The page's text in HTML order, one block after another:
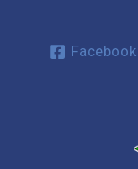
Facebook